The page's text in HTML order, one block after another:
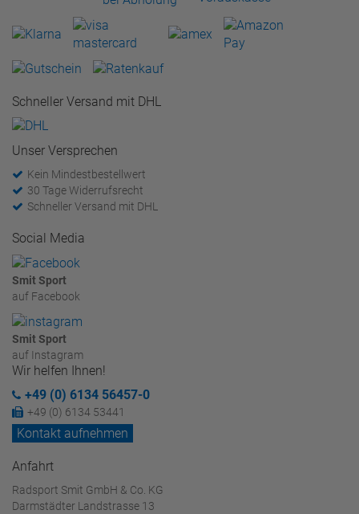
Schneller Versand mit DHL
Unser Versprechen
Kein Mindestbestellwert
30 Tage Widerrufsrecht
Schneller Versand mit DHL
Social Media
Smit Sport
auf Facebook
Smit Sport
auf Instagram
Wir helfen Ihnen!
+49 (0) 6134 56457-0
+49 (0) 6134 53441
Kontakt aufnehmen
Anfahrt
Radsport Smit GmbH & Co. KG
Darmstädter Landstrasse 13